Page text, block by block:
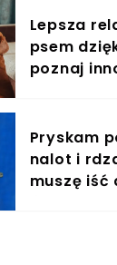
Lepsza
psem
poznaj
Pryskam
nalot i
muszę iść